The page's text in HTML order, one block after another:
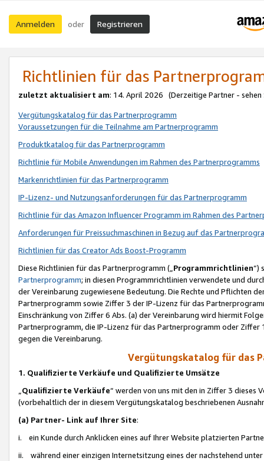
Anmelden oder Registrieren
Richtlinien für das
zuletzt aktualisiert am: 14. April 2026 (Derzeitige Partner - sehen
Vergütungskatalog für das Partnerprogramm
Voraussetzungen für die Teilnahme am Partnerprogramm
Produktkatalog für das Partnerprogramm
Richtlinie für Mobile Anwendungen im Rahmen des Partnerprogramms
Markenrichtlinien für das Partnerprogramm
IP-Lizenz- und Nutzungsanforderungen für das Partnerprogramm
Richtlinie für das Amazon Influencer Programm im Rahmen des
Anforderungen für Preissuchmaschinen in Bezug auf das
Richtlinien für das Creator Ads Boost-Programm
Diese Richtlinien für das Partnerprogramm („Programmrichtlinien“)
Partnerprogramm; in diesen Programmrichtlinien verwendete und
der Vereinbarung zugewiesene Bedeutung. Die Rechte und Pflichten
Partnerprogramm sowie Ziffer 3 der IP-Lizenz für das
Einschränkung von Ziffer 6 Abs. (a) der Vereinbarung wird hiermit
Partnerprogramm, die IP-Lizenz für das Partnerprogramm oder
gegen die Vereinbarung.
Vergütungskatalog für das
1. Qualifizierte Verkäufe und Qualifizierte Umsätze
Qualifizierte Verkäufe“ werden von uns mit den in Ziffer 3
(vorbehaltlich der in diesem Vergütungskatalog beschriebenen
(a) Partner- Link auf Ihrer Site:
i. ein Kunde durch Anklicken eines auf Ihrer Website platzierten
ii. während einer einzigen Internetsitzung eines der nachstehend